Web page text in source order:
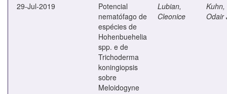
29-Jul-2019
Potencial
nematófago de
espécies de
Hohenbuehelia
spp. e de
Trichoderma
koningiopsis
sobre
Meloidogyne
Lubian,
Cleonice
Kuhn,
Odair